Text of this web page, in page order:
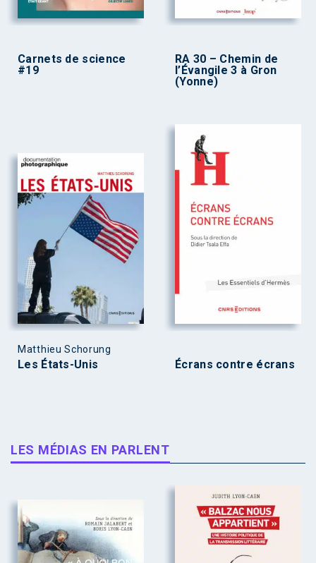
Carnets de science
#19
RA 30 – Chemin de
l’Évangile 3 à Gron
(Yonne)
Matthieu Schorung
Les États-Unis Écrans contre écrans
LES MÉDIAS EN PARLENT